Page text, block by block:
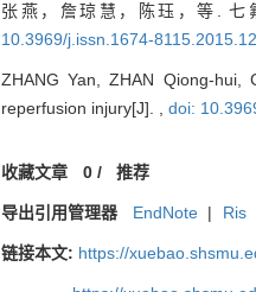
张燕，詹琼慧，陈珏，等.
10.3969/j.issn.1674-
ZHANG Yan, ZHAN Qiong-
reperfusion injury[J]. , doi:
收藏文章 0/ 推荐
导出引用管理器 EndNote | Ris
链接本文: https://